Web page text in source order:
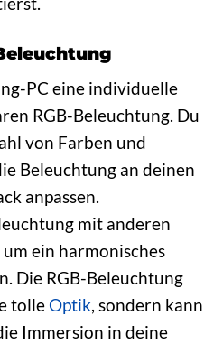
PC eine individuelle
RGB-Beleuchtung. Du
von Farben und
Beleuchtung an deinen
anpassen.
mit anderen
ein harmonisches
Die RGB-Beleuchtung
tolle Optik, sondern kann
Immersion in deine